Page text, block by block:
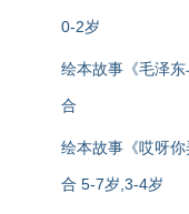
0-2岁
绘本故事《毛泽
合
绘本故事《哎呀
合 5-7岁,3-4岁